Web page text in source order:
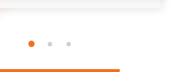
1 2 3